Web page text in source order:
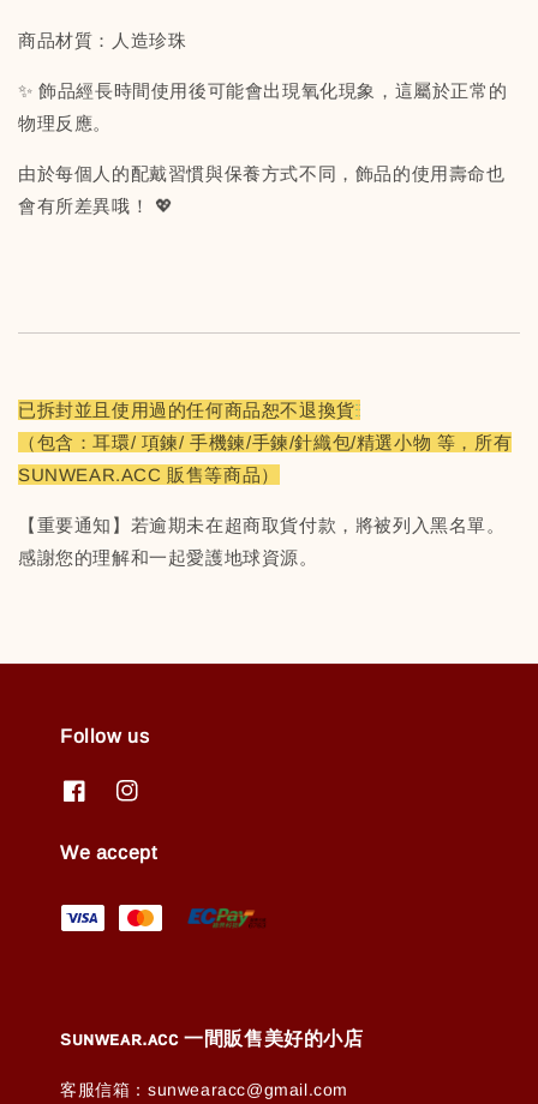
商品材質：人造珍珠
✨ 飾品經長時間使用後可能會出現氧化現象，這屬於正常的
物理反應。
由於每個人的配戴習慣與保養方式不同，飾品的使用壽命也
會有所差異哦！ 💖
已拆封並且使用過的任何商品恕不退換貨
（包含：耳環/ 項鍊/ 手機鍊/手鍊/針織包/精選小物 等，所有
SUNWEAR.ACC 販售等商品）
【重要通知】若逾期未在超商取貨付款，將被列入黑名單。
感謝您的理解和一起愛護地球資源。
Follow us
We accept
ꜱᴜɴᴡᴇᴀʀ.ᴀᴄᴄ 一間販售美好的小店
客服信箱：sunwearacc@gmail.com